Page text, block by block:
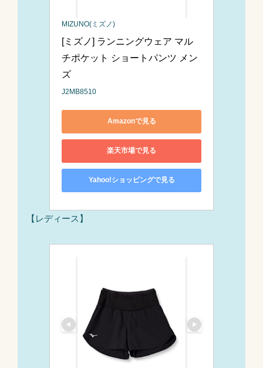
MIZUNO(ミズノ)
[ミズノ] ランニングウェア マル
チポケット ショートパンツ メン
ズ
J2MB8510
Amazonで見る
楽天市場で見る
Yahoo!ショッピングで見る
【レディース】